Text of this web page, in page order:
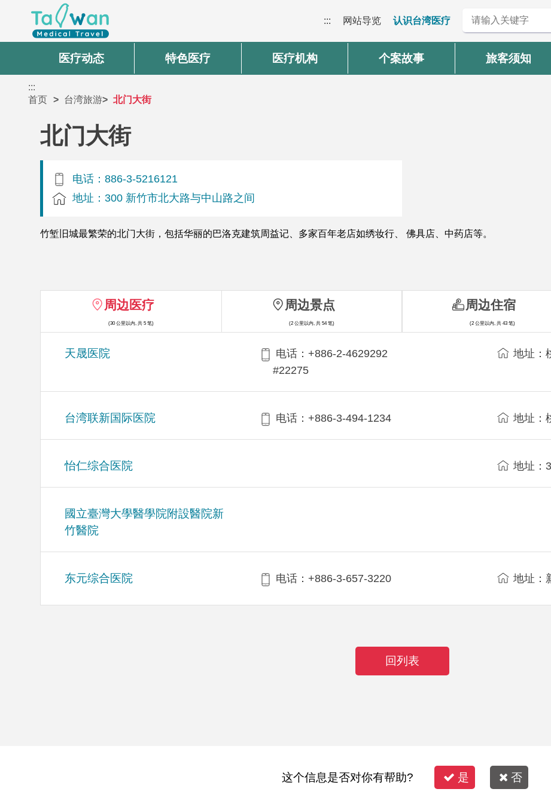
::: 网站导览 认识台湾医疗
医疗动态 特色医疗 医疗机构 个案故事 旅客须知
:::
首页
台湾旅游 北门大街
北门大街
电话：886-3-5216121
地址：300 新竹市北大路与中山路之间
竹堑旧城最繁荣的北门大街，包括华丽的巴洛克建筑周益记、多家百年老店如绣妆行、 佛具店、中药店等。
周边医疗
(30 公里以内, 共 5 笔)
天晟医院
电话：+886-2-4629292
#22275
地址：
台湾联新国际医院 电话：+886-3-494-1234 地址：
怡仁综合医院 地址：
國立臺灣大學醫學院附設醫院新
竹醫院
东元综合医院 电话：+886-3-657-3220 地址：
周边景点
(2 公里以内, 共 54 笔)
周边住宿
(2 公里以内, 共 43 笔)
回列表
这个信息是否对你有帮助? 是 否